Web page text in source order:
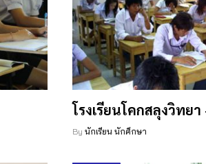
โรงเรียนโคกสลุงวิท
By นักเรียน นักศึกษา